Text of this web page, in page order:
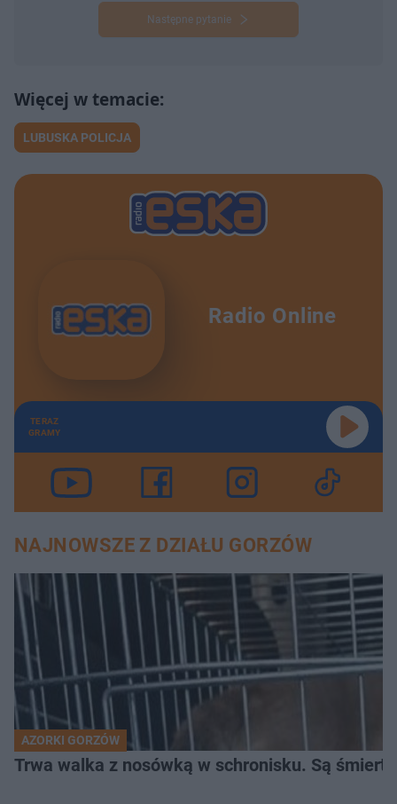
Następne pytanie
LUBUSKA POLICJA
Radio Online
TERAZ
GRAMY
NAJNOWSZE Z DZIAŁU GORZÓW
AZORKI GORZÓW
Trwa walka z nosówką w schronisku. Są